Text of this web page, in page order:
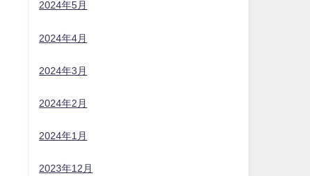
2024年5月
2024年4月
2024年3月
2024年2月
2024年1月
2023年12月